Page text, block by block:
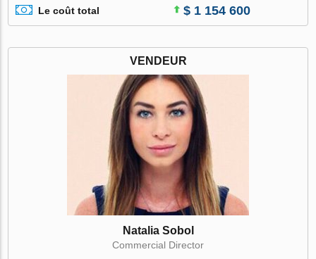
Le coût total $ 1 154 600
VENDEUR
Natalia Sobol
Commercial Director